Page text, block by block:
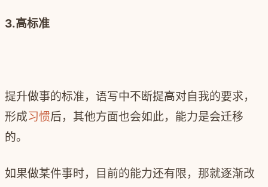
3.高标准
提升做事的标准，语写中不断提高对自我的要求，
形成习惯后，其他方面也会如此，能力是会迁移
的。
如果做某件事时，目前的能力还有限，那就逐渐改